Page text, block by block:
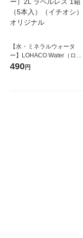
【水・ミネラルウォータ
ー】LOHACO Water（ロハ
コウォーター）2L ラベルレ
490円